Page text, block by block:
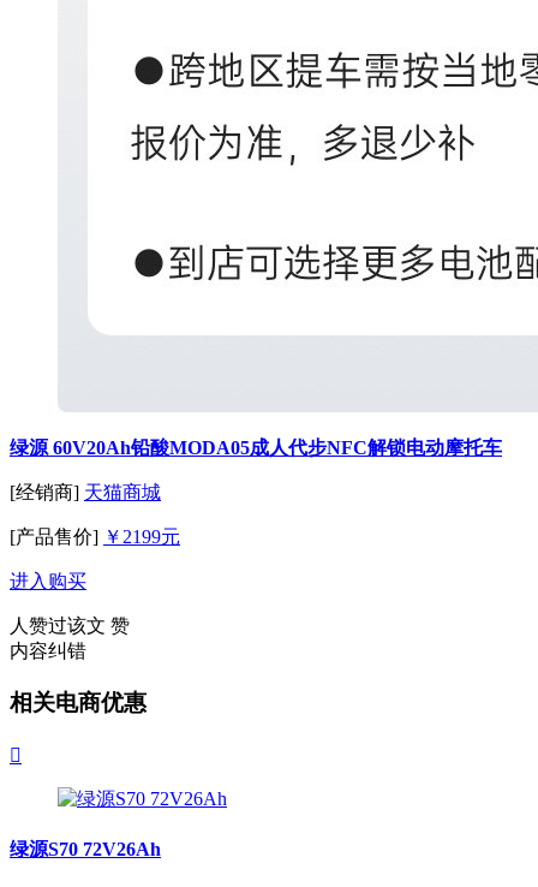
绿源 60V20Ah铅酸MODA05成人代步NFC解锁电动摩托车
[经销商] 天猫商城
[产品售价] ￥2199元
进入购买
人赞过该文 赞
内容纠错
相关电商优惠

绿源S70 72V26Ah